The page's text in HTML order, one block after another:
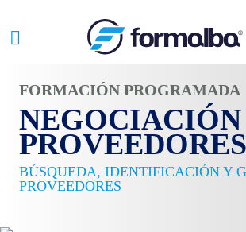
FORMACIÓN PROGRAMADA
PROVEEDORES
BÚSQUEDA, IDENTIFICACIÓN Y
PROVEEDORES